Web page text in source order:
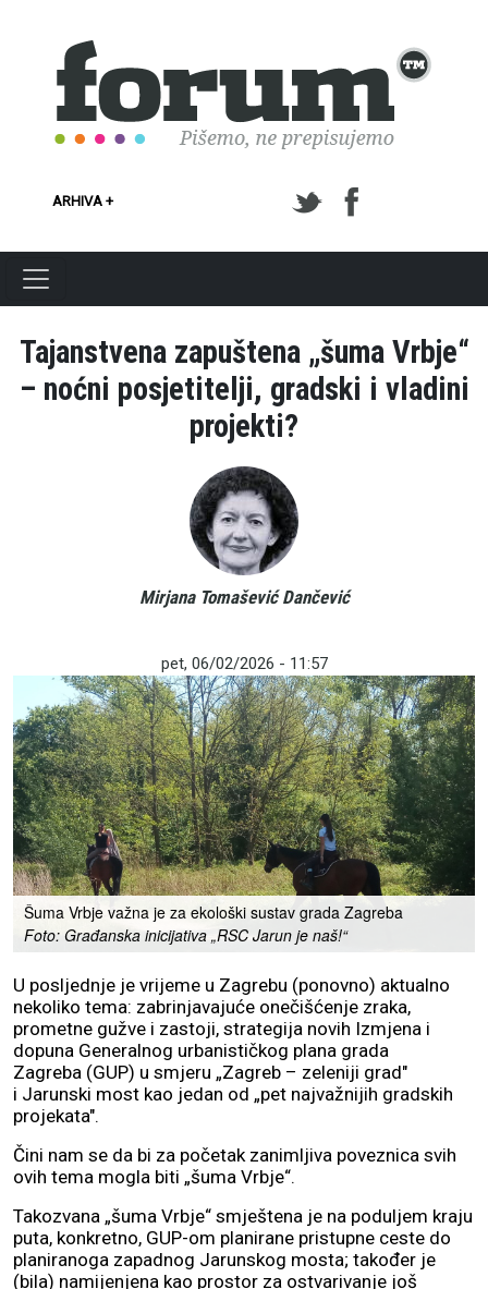
ARHIVA +
Tajanstvena zapuštena „šuma Vrbje“
– noćni posjetitelji, gradski i vladini
projekti?
Mirjana Tomašević Dančević
pet, 06/02/2026 - 11:57
Šuma Vrbje važna je za ekološki sustav grada Zagreba
Foto: Građanska inicijativa „RSC Jarun je naš!“
U posljednje je vrijeme u Zagrebu (ponovno) aktualno
nekoliko tema: zabrinjavajuće onečišćenje zraka,
prometne gužve i zastoji, strategija novih Izmjena i
dopuna Generalnog urbanističkog plana grada
Zagreba (GUP) u smjeru „Zagreb – zeleniji grad"
i Jarunski most kao jedan od „pet najvažnijih gradskih
projekata".
Čini nam se da bi za početak zanimljiva poveznica svih
ovih tema mogla biti „šuma Vrbje“.
Takozvana „šuma Vrbje“ smještena je na poduljem kraju
puta, konkretno, GUP-om planirane pristupne ceste do
planiranoga zapadnog Jarunskog mosta; također je
(bila) namijenjena kao prostor za ostvarivanje još